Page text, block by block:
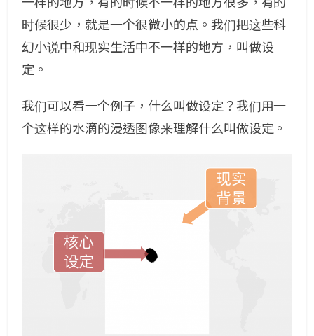
时候很少，就是一个很微小的点。我们把这些科
幻小说中和现实生活中不一样的地方，叫做设
定。
我们可以看一个例子，什么叫做设定？我们用一
个这样的水滴的浸透图像来理解什么叫做设定。